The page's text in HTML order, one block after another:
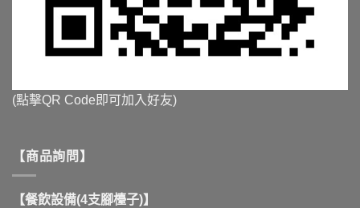
(點擊QR Code即可加入好友)
【商品詢問】
【餐飲設備(4支腳檯子)】